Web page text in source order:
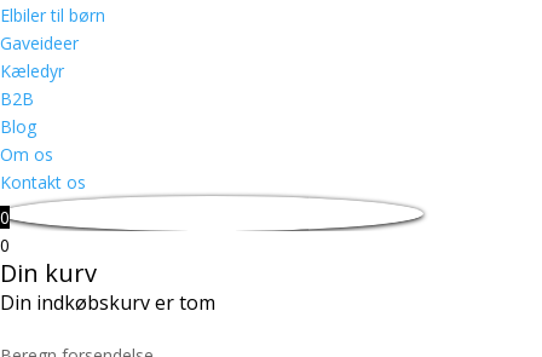
Elbiler til børn
Gaveideer
Kæledyr
B2B
Blog
Om os
Kontakt os
0
0
Din kurv
Din indkøbskurv er tom